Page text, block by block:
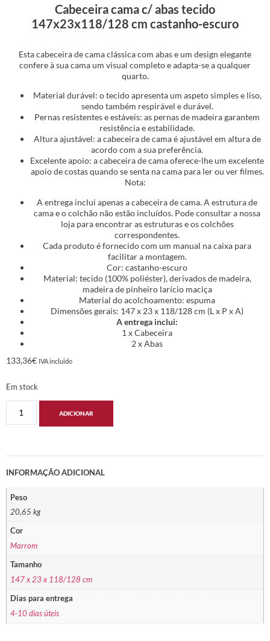
Cabeceira cama c/ abas tecido
147x23x118/128 cm castanho-escuro
Esta cabeceira de cama clássica com abas e um design elegante
confere à sua cama um visual completo e adapta-se a qualquer
quarto.
Material durável: o tecido apresenta um aspeto simples e liso,
sendo também respirável e durável.
Pernas resistentes e estáveis: as pernas de madeira garantem
resistência e estabilidade.
Altura ajustável: a cabeceira de cama é ajustável em altura de
acordo com a sua preferência.
Excelente apoio: a cabeceira de cama oferece-lhe um excelente
apoio de costas quando se senta na cama para ler ou ver filmes.
Nota:
A entrega inclui apenas a cabeceira de cama. A estrutura de
cama e o colchão não estão incluídos. Pode consultar a nossa
loja para encontrar as estruturas e os colchões
correspondentes.
Cada produto é fornecido com um manual na caixa para
facilitar a montagem.
Cor: castanho-escuro
Material: tecido (100% poliéster), derivados de madeira,
madeira de pinheiro larício maciça
Material do acolchoamento: espuma
Dimensões gerais: 147 x 23 x 118/128 cm (L x P x A)
A entrega inclui:
1 x Cabeceira
2 x Abas
133,36€ IVA incluido
Em stock
ADICIONAR
INFORMAÇÃO ADICIONAL
Peso
20,65 kg
Cor
Marrom
Tamanho
147 x 23 x 118/128 cm
Dias para entrega
4-10 dias úteis